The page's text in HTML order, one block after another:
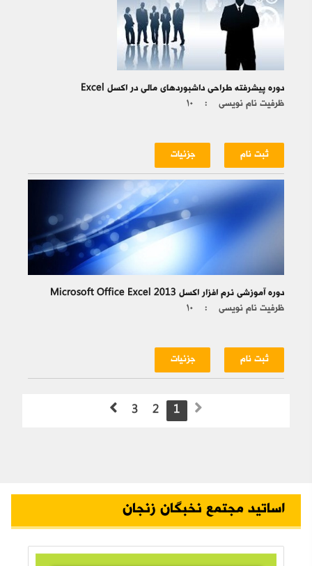
دوره پیشرفته طراحی داشبوردهای مالی در اکسل Excel
ظرفیت نام نویسی : ۱۰
ثبت نام جزئیات
دوره آموزشی نرم افزار اکسل Microsoft Office Excel 2013
ظرفیت نام نویسی : ۱۰
ثبت نام جزئیات
1
2
3
اساتید مجتمع نخبگان زنجان